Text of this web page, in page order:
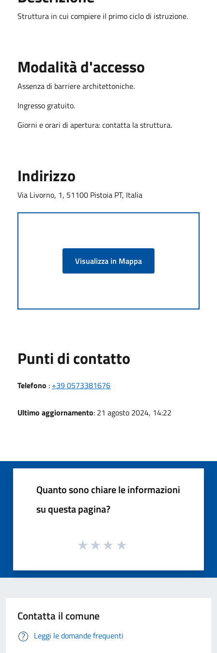
Struttura in cui compiere il primo ciclo di istruzione.
Modalità d'accesso
Assenza di barriere architettoniche.
Ingresso gratuito.
Giorni e orari di apertura: contatta la struttura.
Indirizzo
Via Livorno, 1, 51100 Pistoia PT, Italia
Visualizza in Mappa
Punti di contatto
Telefono : +39 0573381676
Ultimo aggiornamento: 21 agosto 2024, 14:22
Quanto sono chiare le informazioni
su questa pagina?
Contatta il comune
Leggi le domande frequenti